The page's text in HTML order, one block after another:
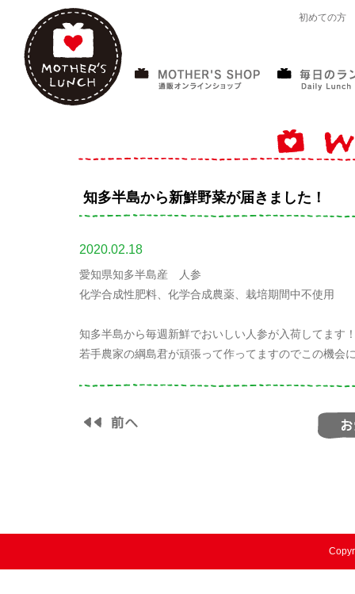
初めての方
知多半島から新鮮野菜が届きました！
2020.02.18
愛知県知多半島産 人参
化学合成性肥料、化学合成農薬、栽培期間中不使用
知多半島から毎週新鮮でおいしい人参が入荷してます
若手農家の綱島君が頑張って作ってますのでこの機会